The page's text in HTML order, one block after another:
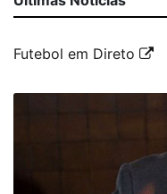
Futebol em Direto